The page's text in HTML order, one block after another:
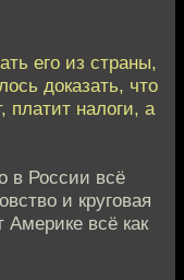
его из страны,
доказать, что
налоги, а
в России всё
и круговая
всё как